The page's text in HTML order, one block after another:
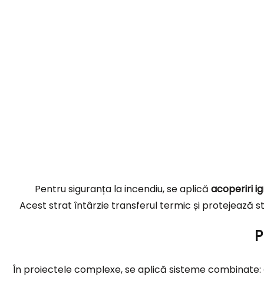
Pentru siguranța la incendiu, se aplică acoperiri
Acest strat întârzie transferul termic și protejează
În proiectele complexe, se aplică sisteme combinate: